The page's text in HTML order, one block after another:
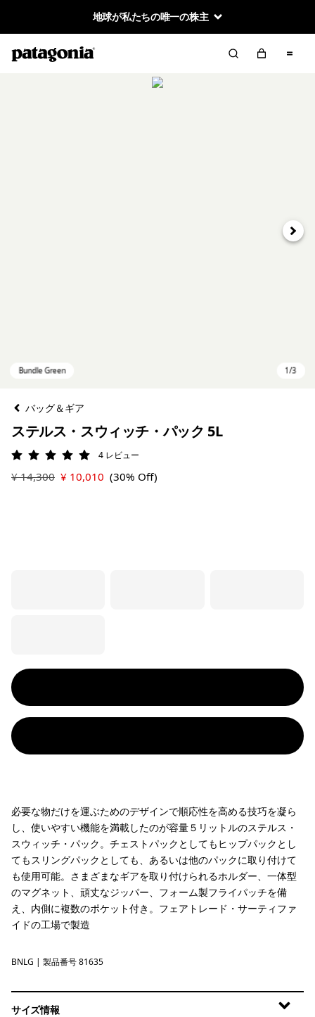
地球が私たちの唯一の株主
次へ
バッグ＆ギア
ステルス・スウィッチ・パック 5L
評価: 5 / 5 4 レビュー
¥ 14,300 ¥ 10,010 (30% Off)
必要な物だけを運ぶためのデザインで順応性を高める技巧を凝ら
し、使いやすい機能を満載したのが容量５リットルのステルス・
スウィッチ・パック。チェストパックとしてもヒップパックとし
てもスリングパックとしても、あるいは他のパックに取り付けて
も使用可能。さまざまなギアを取り付けられるホルダー、一体型
のマグネット、頑丈なジッパー、フォーム製フライパッチを備
え、内側に複数のポケット付き。フェアトレード・サーティファ
イドの工場で製造
Bundle Green
BNLG | 製品番号 81635
サイズ情報